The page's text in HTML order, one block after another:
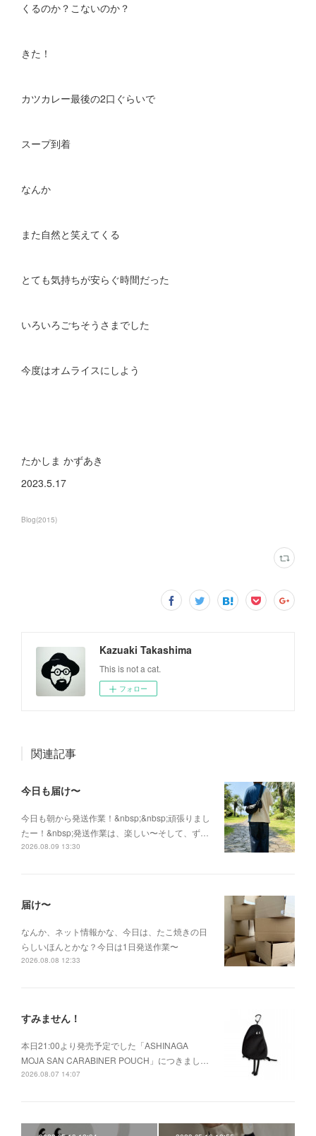
くるのか？こないのか？
きた！
カツカレー最後の2口ぐらいで
スープ到着
なんか
また自然と笑えてくる
とても気持ちが安らぐ時間だった
いろいろごちそうさまでした
今度はオムライスにしよう
たかしま かずあき
2023.5.17
Blog(2015)
Kazuaki Takashima
This is not a cat.
フォロー
関連記事
今日も届け〜
今日も朝から発送作業！&nbsp;&nbsp;頑張りまし
たー！&nbsp;発送作業は、楽しい〜そして、ず…
2026.08.09 13:30
届け〜
なんか、ネット情報かな、今日は、たこ焼きの日
らしいほんとかな？今日は1日発送作業〜
2026.08.08 12:33
すみません！
本日21:00より発売予定でした「ASHINAGA
MOJA SAN CARABINER POUCH」につきまし…
2026.08.07 14:07